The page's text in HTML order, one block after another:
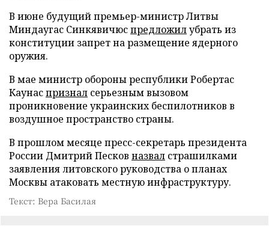
В июне будущий премьер-министр Литвы
Миндаугас Синкявичюспредложилубрать из
конституции запрет на размещение ядерного
оружия.
В мае министр обороны республики Робертас
Каунаспризнал серьезным вызовом
проникновение украинских беспилотников в
воздушное пространство страны.
В прошлом месяце пресс-секретарь президента
России Дмитрий Песков назвал страшилками
заявления литовского руководства о планах
Москвы атаковать местную инфраструктуру.
Текст: Вера Басилая